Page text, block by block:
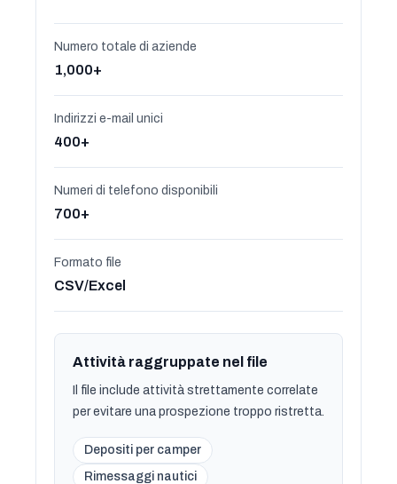
Numero totale di aziende
1,000+
Indirizzi e-mail unici
400+
Numeri di telefono disponibili
700+
Formato file
CSV/Excel
Attività raggruppate nel file
Il file include attività strettamente correlate
per evitare una prospezione troppo ristretta.
Depositi per camper
Rimessaggi nautici